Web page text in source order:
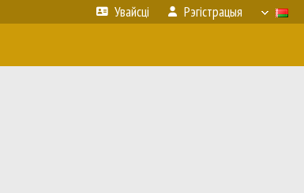
Увайсці Рэгістрацыя